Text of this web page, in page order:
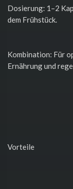
Dosierung: 1–2
dem Frühstück.
Kombination: Für
Ernährung und
Vorteile